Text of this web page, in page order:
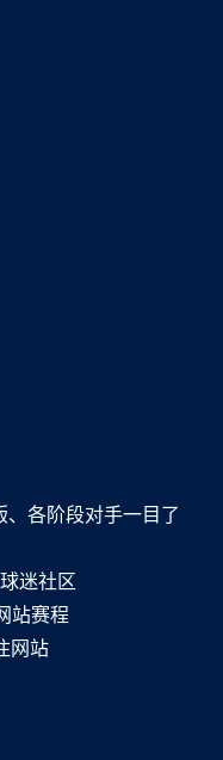
各阶段对手一目了
迷社区
站赛程
网站